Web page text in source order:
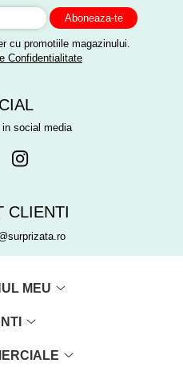
cu promotiile magazinului.
Confidentialitate
in social media
CLIENTI
MEU